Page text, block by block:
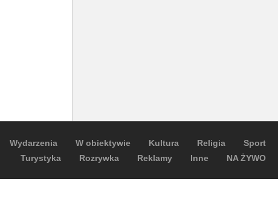
Wydarzenia W obiektywie Kultura Religia
Sport
Turystyka
Rozrywka Reklamy Inne NA ŻYWO